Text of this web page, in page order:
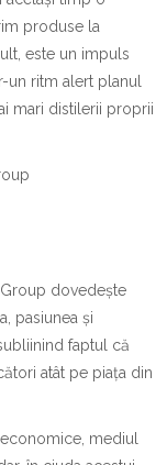
produse la
este un impuls
ritm alert planul
mari distilerii proprii
dovedește
pasiunea și
faptul că
atât pe piața din
mediul